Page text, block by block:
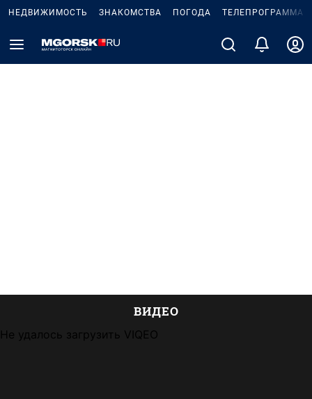
НЕДВИЖИМОСТЬ ЗНАКОМСТВА ПОГОДА ТЕЛЕПРОГРАММА
ВИДЕО
Не удалось загрузить VIQEO